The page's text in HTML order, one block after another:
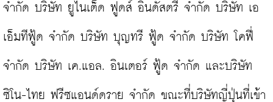
จำกัด บริษัท ยูไนเต็ด ฟูดส์ อินดัสตรี้ จำกัด บริษัท เอ
เอ็มทีฟู้ด จำกัด บริษัท บุญทรี ฟู้ด จำกัด บริษัท โคฟี่
จำกัด บริษัท เค.แอล. อินเตอร์ ฟู้ด จำกัด และบริษัท
ซิโน-ไทย ฟรีซแอนด์ดราย จำกัด ขณะที่บริษัทญี่ปุ่นที่เข้า